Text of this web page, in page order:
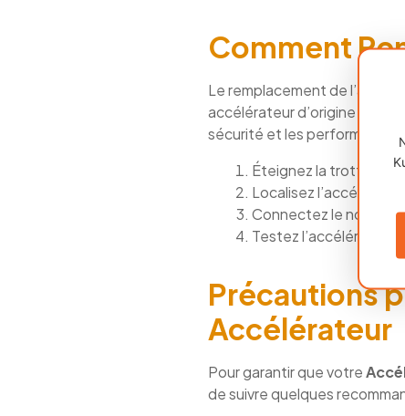
Comment
Le remplacement de
accélérateur d’origine
sécurité et les
Éteignez la
Localisez
Connectez le nouvel
Testez l’accélérateur
Précautions
Accélérateur
Pour garantir que votre
de suivre quelques